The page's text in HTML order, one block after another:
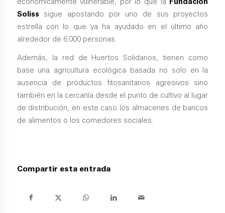
económicamente vulnerable, por lo que la
Fundación
Soliss sigue apostando por uno de sus proyectos
estrella con lo que ya ha ayudado en el último año
alrededor de 6.000 personas.
Además, la red de Huertos Solidarios, tienen como
base una agricultura ecológica basada no solo en la
ausencia de productos fitosanitarios agresivos sino
también en la cercanía desde el punto de cultivo al lugar
de distribución, en este caso los almacenes de bancos
de alimentos o los comedores sociales.
Compartir esta entrada